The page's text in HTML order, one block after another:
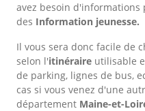
avez besoin
des Information jeunesse.
Il vous sera donc facile de
selon l'itinéraire utilisable
de parking, lignes de bus,
cas si vous venez d'une
département Maine-et-